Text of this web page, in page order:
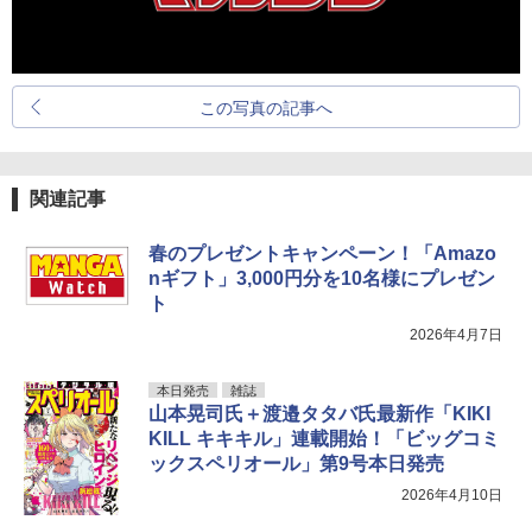
この写真の記事へ
関連記事
春のプレゼントキャンペーン！「Amazo
nギフト」3,000円分を10名様にプレゼン
ト
2026年4月7日
本日発売 雑誌
山本晃司氏＋渡邉タタバ氏最新作「KIKI
KILL キキキル」連載開始！「ビッグコミ
ックスペリオール」第9号本日発売
2026年4月10日